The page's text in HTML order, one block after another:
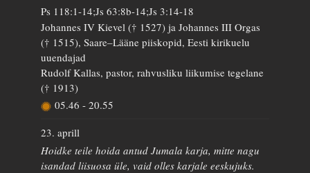
Ps 118:1-14;Js 63:8b-14;Js 3:14-18
Johannes IV Kievel († 1527) ja Johannes III Orgas
(† 1515), Saare–Lääne piiskopid, Eesti kirikuelu
uuendajad
Rudolf Kallas, pastor, rahvusliku liikumise tegelane
(† 1913)
05.46 - 20.55
23. aprill
Hoidke teile hoida antud Jumala karja, mitte nagu
isandad liisuosa üle, vaid olles karjale eeskujuks.